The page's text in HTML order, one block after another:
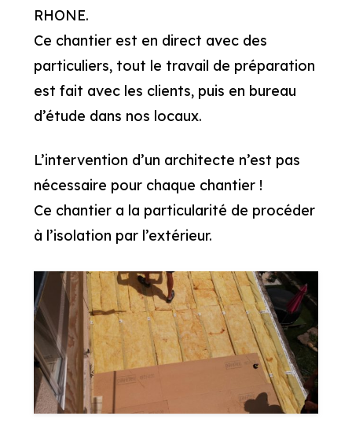
RHONE.
Ce chantier est en direct avec des
particuliers, tout le travail de préparation
est fait avec les clients, puis en bureau
d’étude dans nos locaux.
L’intervention d’un architecte n’est pas
nécessaire pour chaque chantier !
Ce chantier a la particularité de procéder
à l’isolation par l’extérieur.